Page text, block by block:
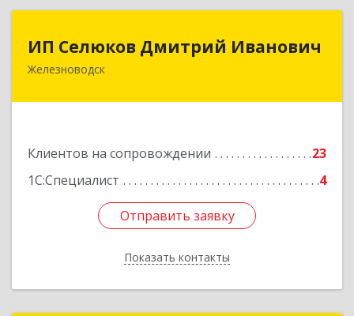
ИП Селюков Дмитрий Иванович
Железноводск
Клиентов на сопровождении
23
1С:Специалист
4
Отправить заявку
Показать контакты
ИП Селюков Дмитрий Иванович
357400, Ставропольский край, Железноводск г,
Отправить заявку
Назад